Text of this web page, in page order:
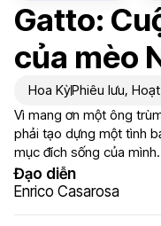
Gatto:
của mèo
Hoa KỳPhiêu lưu,
Vì mang ơn một ông
phải tạo dựng một tình
mục đích sống của mình.
Đạo diễn
Enrico Casarosa